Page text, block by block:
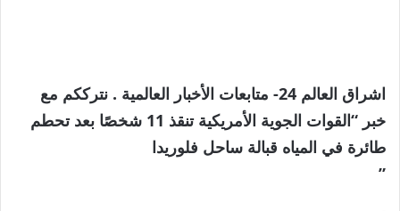
اشراق العالم 24- متابعات الأخبار العالمية . نترككم مع
خبر “القوات الجوية الأمريكية تنقذ 11 شخصًا بعد تحطم
طائرة في المياه قبالة ساحل فلوريدا
”